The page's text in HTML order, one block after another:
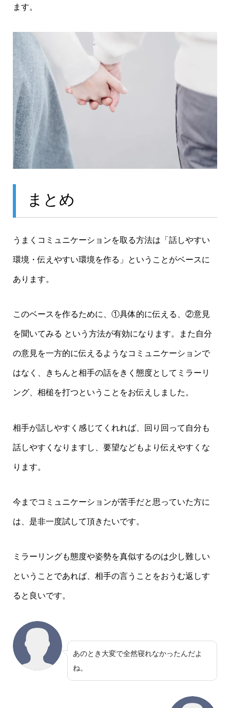
ます。
まとめ
うまくコミュニケーションを取る方法は「話しやすい
環境・伝えやすい環境を作る」ということがベースに
あります。
このベースを作るために、①具体的に伝える、②意見
を聞いてみる という方法が有効になります。また自分
の意見を一方的に伝えるようなコミュニケーションで
はなく、きちんと相手の話をきく態度としてミラーリ
ング、相槌を打つということをお伝えしました。
相手が話しやすく感じてくれれば、回り回って自分も
話しやすくなりますし、要望などもより伝えやすくな
ります。
今までコミュニケーションが苦手だと思っていた方に
は、是非一度試して頂きたいです。
ミラーリングも態度や姿勢を真似するのは少し難しい
ということであれば、相手の言うことをおうむ返しす
ると良いです。
あのとき大変で全然寝れなかったんだよ
ね。